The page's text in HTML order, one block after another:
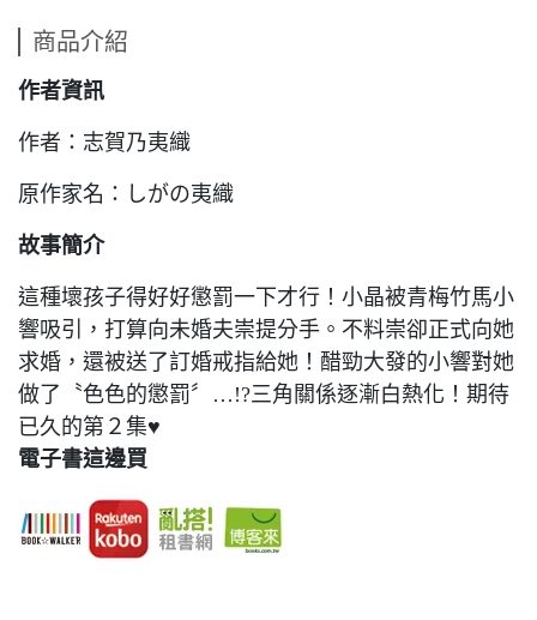
商品介紹
作者資訊
作者：志賀乃夷織
原作家名：しがの夷織
故事簡介
這種壞孩子得好好懲罰一下才行！小晶被青梅竹馬小
響吸引，打算向未婚夫崇提分手。不料崇卻正式向她
求婚，還被送了訂婚戒指給她！醋勁大發的小響對她
做了〝色色的懲罰〞…!?三角關係逐漸白熱化！期待
已久的第２集♥
電子書這邊買